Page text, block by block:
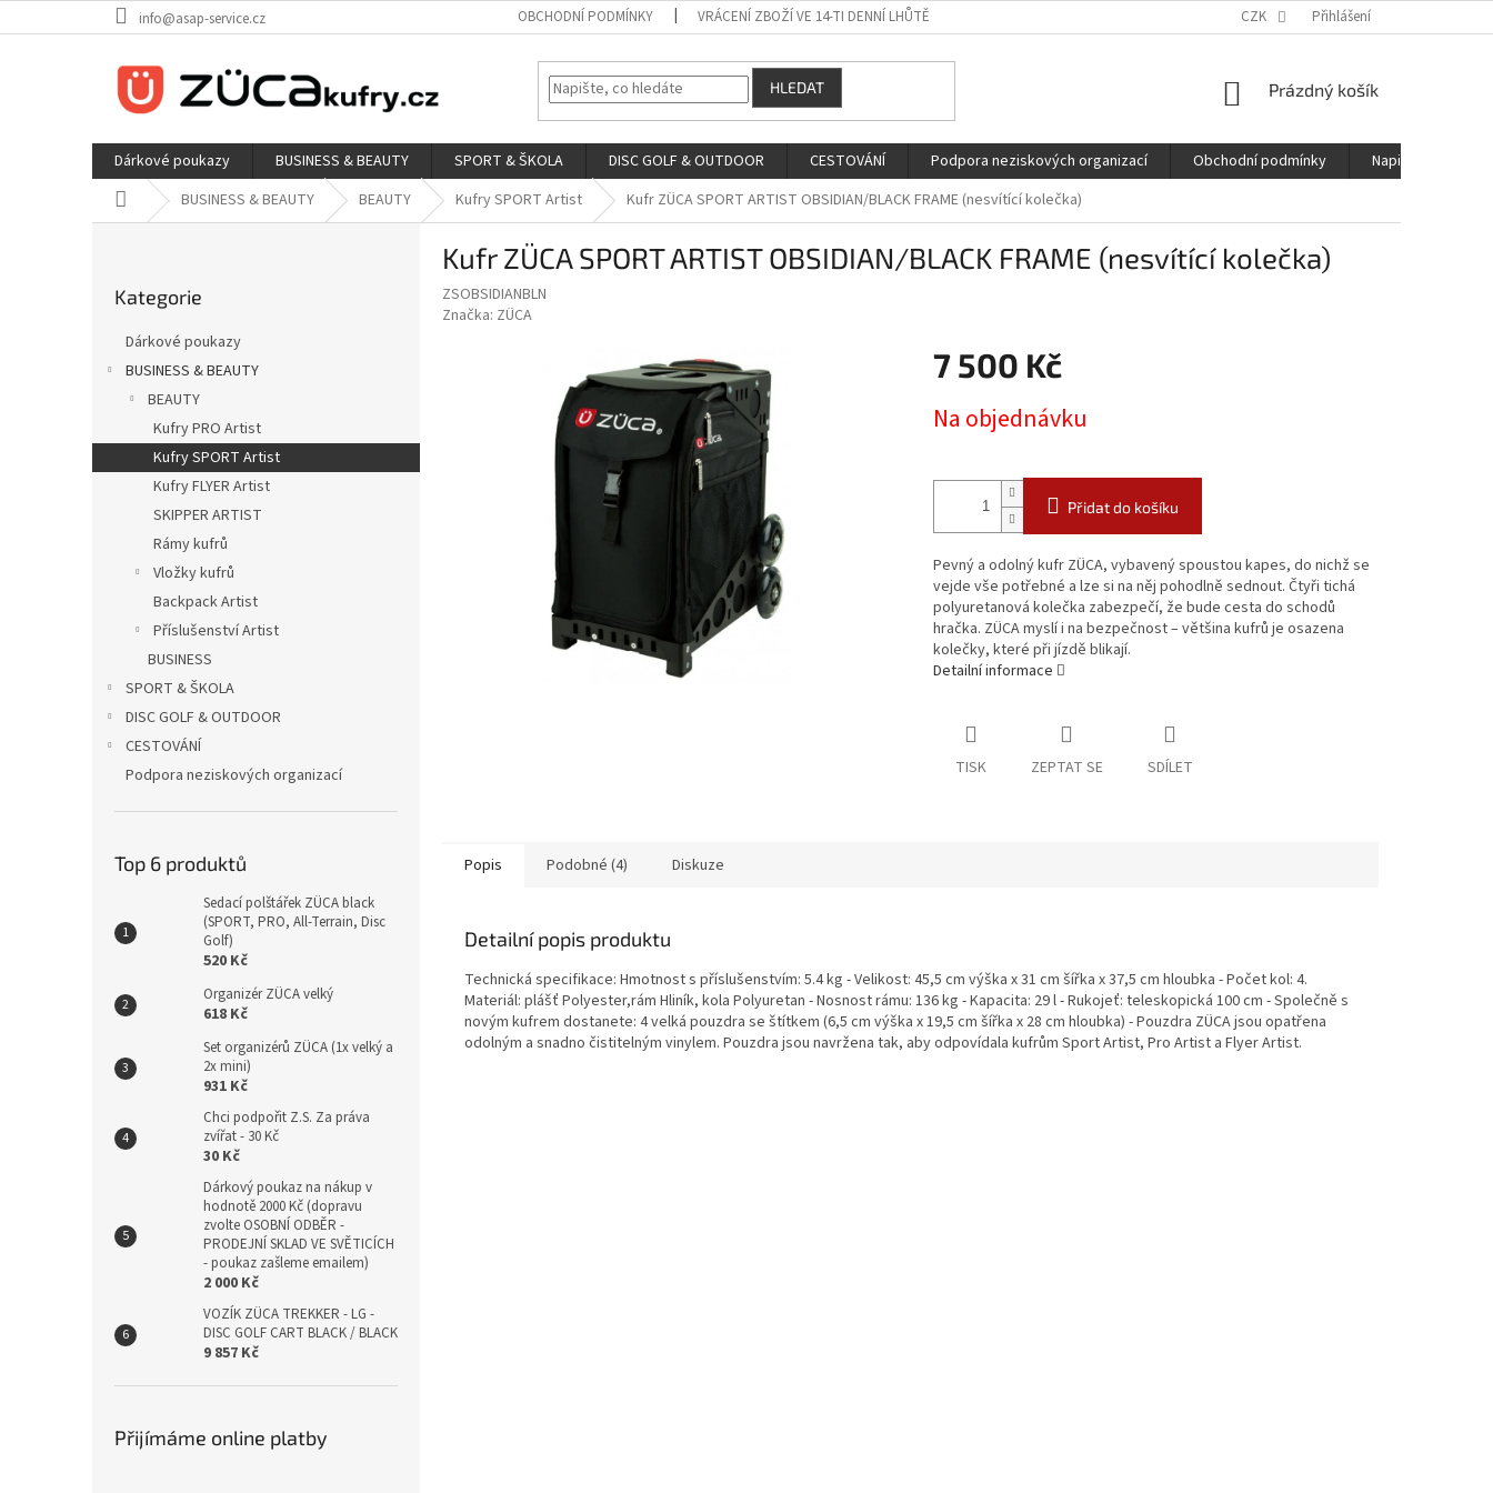
na
info@asap-service.cz OBCHODNÍ PODMÍNKY VRÁCENÍ ZBOŽÍ VE 14-TI DENNÍ LHŮTĚ CZK Přihlášení
HLEDAT
NÁKUPNÍ
Prázdný košík
Dárkové poukazy BUSINESS & BEAUTY SPORT & ŠKOLA DISC GOLF & OUTDOOR CESTOVÁNÍ Podpora neziskových organizací Obchodní podmínky
Napište nám
Domů BUSINESS & BEAUTY BEAUTY Kufry SPORT Artist Kufr ZÜCA SPORT ARTIST OBSIDIAN/BLACK FRAME (nesvítící kolečka)
a
kategorie
Kategorie
Dárkové poukazy
BUSINESS & BEAUTY
BEAUTY
Kufry PRO Artist
Kufry SPORT Artist
Kufry FLYER Artist
SKIPPER ARTIST
Rámy kufrů
Vložky kufrů
Backpack Artist
Příslušenství Artist
BUSINESS
SPORT & ŠKOLA
DISC GOLF & OUTDOOR
CESTOVÁNÍ
Podpora neziskových organizací
Top 6 produktů
Sedací polštářek ZÜCA black
(SPORT, PRO, All-Terrain, Disc
Golf)
520 Kč
Organizér ZÜCA velký
618 Kč
Set organizérů ZÜCA (1x velký a
2x mini)
931 Kč
Chci podpořit Z.S. Za práva
zvířat - 30 Kč
30 Kč
Dárkový poukaz na nákup v
hodnotě 2000 Kč (dopravu
zvolte OSOBNÍ ODBĚR -
PRODEJNÍ SKLAD VE SVĚTICÍCH
- poukaz zašleme emailem)
2 000 Kč
VOZÍK ZÜCA TREKKER - LG -
DISC GOLF CART BLACK / BLACK
9 857 Kč
Přijímáme online platby
Kufr ZÜCA SPORT ARTIST OBSIDIAN/BLACK FRAME (nesvítící kolečka)
ZSOBSIDIANBLN
Značka: ZÜCA
7 500 Kč
cena:
Na objednávku
Přidat do košíku
Pevný a odolný kufr ZÜCA, vybavený spoustou kapes, do nichž se
vejde vše potřebné a lze si na něj pohodlně sednout. Čtyři tichá
polyuretanová kolečka zabezpečí, že bude cesta do schodů
hračka. ZÜCA myslí i na bezpečnost – většina kufrů je osazena
kolečky, které při jízdě blikají.
Detailní informace
TISK ZEPTAT SE SDÍLET
Popis Podobné (4) Diskuze
Detailní popis produktu
Technická specifikace: Hmotnost s příslušenstvím: 5.4 kg - Velikost: 45,5 cm výška x 31 cm šířka x 37,5 cm hloubka - Počet kol: 4.
Materiál: plášť Polyester,rám Hliník, kola Polyuretan - Nosnost rámu: 136 kg - Kapacita: 29 l - Rukojeť: teleskopická 100 cm - Společně s
novým kufrem dostanete: 4 velká pouzdra se štítkem (6,5 cm výška x 19,5 cm šířka x 28 cm hloubka) - Pouzdra ZÜCA jsou opatřena
odolným a snadno čistitelným vinylem. Pouzdra jsou navržena tak, aby odpovídala kufrům Sport Artist, Pro Artist a Flyer Artist.